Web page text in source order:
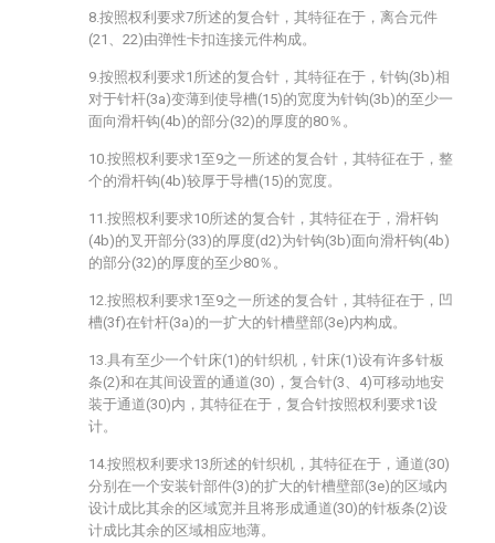
8.按照权利要求7所述的复合针，其特征在于，离合元件
(21、22)由弹性卡扣连接元件构成。
9.按照权利要求1所述的复合针，其特征在于，针钩(3b)相
对于针杆(3a)变薄到使导槽(15)的宽度为针钩(3b)的至少一
面向滑杆钩(4b)的部分(32)的厚度的80％。
10.按照权利要求1至9之一所述的复合针，其特征在于，整
个的滑杆钩(4b)较厚于导槽(15)的宽度。
11.按照权利要求10所述的复合针，其特征在于，滑杆钩
(4b)的叉开部分(33)的厚度(d2)为针钩(3b)面向滑杆钩(4b)
的部分(32)的厚度的至少80％。
12.按照权利要求1至9之一所述的复合针，其特征在于，凹
槽(3f)在针杆(3a)的一扩大的针槽壁部(3e)内构成。
13.具有至少一个针床(1)的针织机，针床(1)设有许多针板
条(2)和在其间设置的通道(30)，复合针(3、4)可移动地安
装于通道(30)内，其特征在于，复合针按照权利要求1设
计。
14.按照权利要求13所述的针织机，其特征在于，通道(30)
分别在一个安装针部件(3)的扩大的针槽壁部(3e)的区域内
设计成比其余的区域宽并且将形成通道(30)的针板条(2)设
计成比其余的区域相应地薄。